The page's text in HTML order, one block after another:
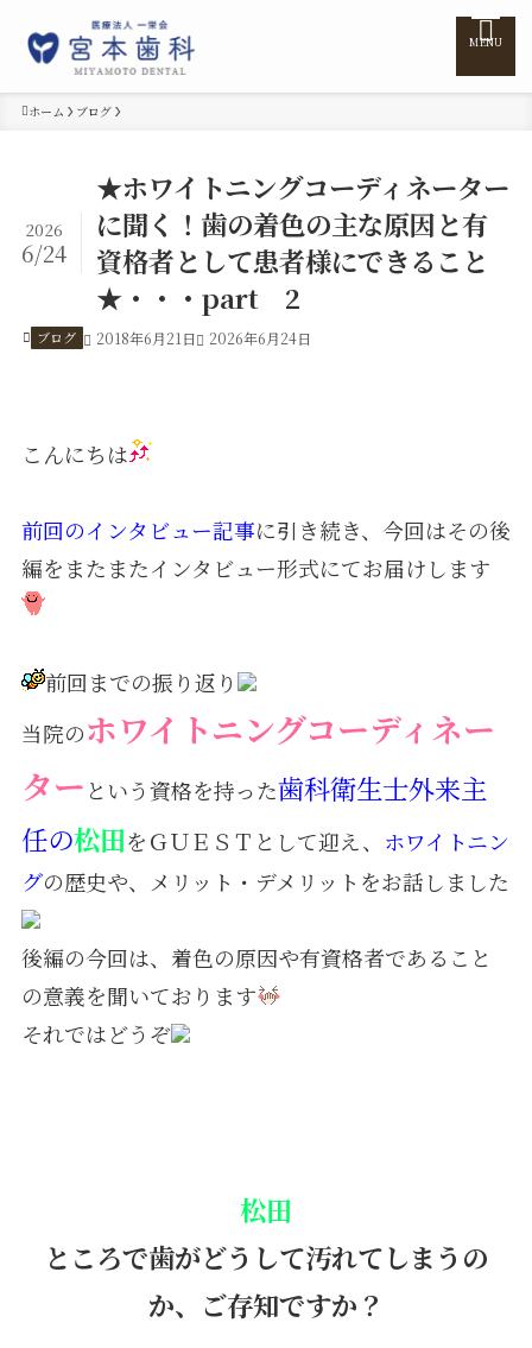
医院紹介
医師紹介
訪問診療
料金表
MENU
ホーム ブログ
★ホワイトニングコーディネーター
に聞く！歯の着色の主な原因と有
資格者として患者様にできること
★・・・part 2
2026
6/24
ブログ 2018年6月21日 2026年6月24日
こんにちは
前回のインタビュー記事に引き続き、今回はその後
編をまたまたインタビュー形式にてお届けします
前回までの振り返り
当院のホワイトニングコーディネー
ター という資格を持った歯科衛生士外来主
任の松田をＧＵＥＳＴとして迎え、 ホワイトニン
グの歴史や、メリット・デメリットをお話しました
後編の今回は、着色の原因や有資格者であること
の意義を聞いております
それではどうぞ
松田
ところで歯がどうして汚れてしまうの
か、ご存知ですか？